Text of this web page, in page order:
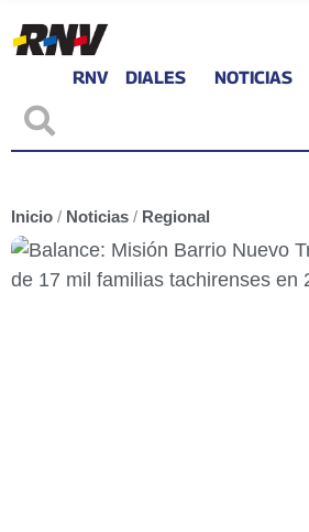
RNV DIALES NOTICIAS
Inicio / Noticias / Regional